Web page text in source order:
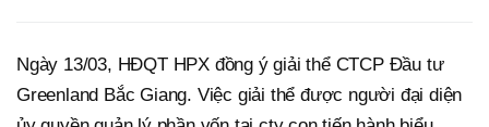
Ngày 13/03, HĐQT HPX đồng ý giải thể CTCP Đầu tư
Greenland Bắc Giang. Việc giải thể được người đại diện